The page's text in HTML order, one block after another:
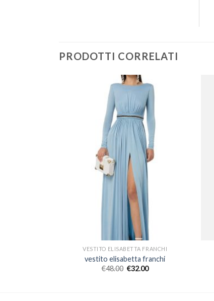
PRODOTTI CORRELATI
VESTITO ELISABETTA FRANCHI
vestito elisabetta franchi
€48.00 €32.00